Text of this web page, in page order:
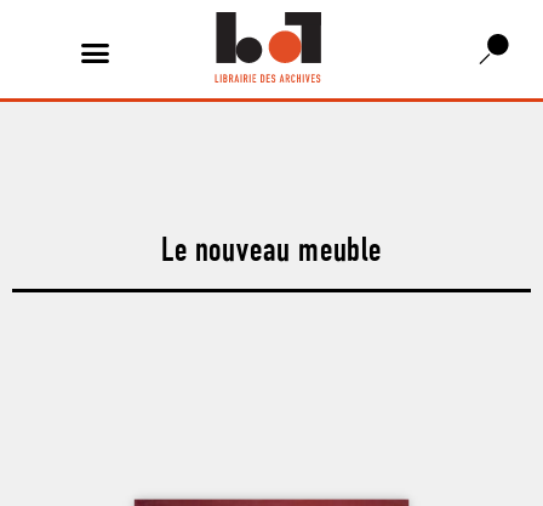
Le nouveau meuble